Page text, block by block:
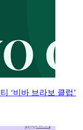
‘비바 브라보 클럽’